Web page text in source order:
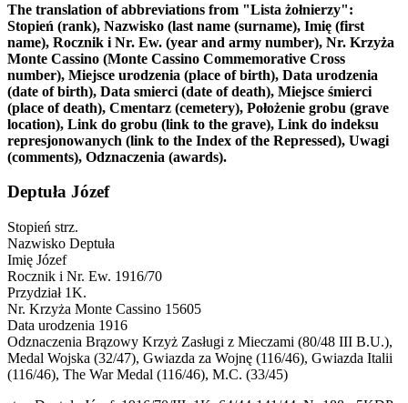
The translation of abbreviations from "Lista żołnierzy":
Stopień (rank), Nazwisko (last name (surname), Imię (first
name), Rocznik i Nr. Ew. (year and army number), Nr. Krzyża
Monte Cassino (Monte Cassino Commemorative Cross
number), Miejsce urodzenia (place of birth), Data urodzenia
(date of birth), Data smierci (date of death), Miejsce śmierci
(place of death), Cmentarz (cemetery), Położenie grobu (grave
location), Link do grobu (link to the grave), Link do indeksu
represjonowanych (link to the Index of the Repressed), Uwagi
(comments), Odznaczenia (awards).
Deptuła Józef
Stopień strz.
Nazwisko Deptuła
Imię Józef
Rocznik i Nr. Ew. 1916/70
Przydział 1K.
Nr. Krzyża Monte Cassino 15605
Data urodzenia 1916
Odznaczenia Brązowy Krzyż Zasługi z Mieczami (80/48 III B.U.),
Medal Wojska (32/47), Gwiazda za Wojnę (116/46), Gwiazda Italii
(116/46), The War Medal (116/46), M.C. (33/45)